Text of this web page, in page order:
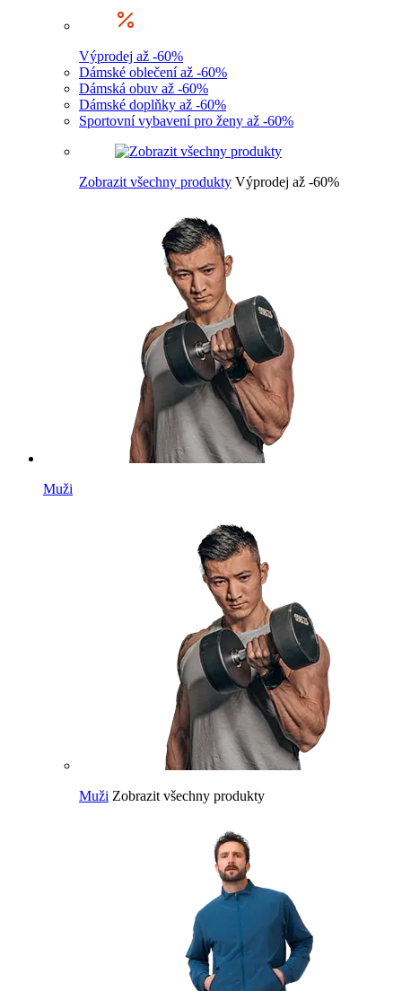
Výprodej až -60%
Dámské oblečení až -60%
Dámská obuv až -60%
Dámské doplňky až -60%
Sportovní vybavení pro ženy až -60%
Zobrazit všechny produkty Výprodej až -60%
Muži
Muži Zobrazit všechny produkty